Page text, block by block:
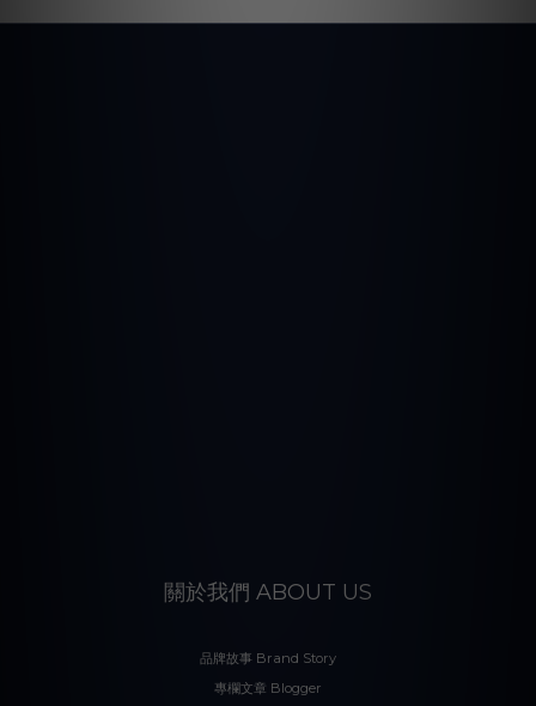
關於我們 ABOUT US
品牌故事 Brand Story
專欄文章 Blogger